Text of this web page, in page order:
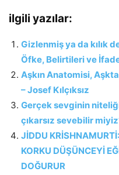
ilgili yazılar:
Gizlenmiş ya da kılık
Öfke, Belirtileri ve
Aşkın Anatomisi,
– Josef Kılçıksız
Gerçek sevginin
çıkarsız sevebilir
JİDDU
KORKU DÜŞÜNCEYİ
DOĞURUR